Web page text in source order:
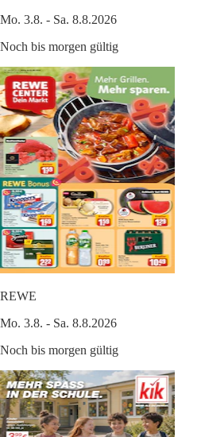
Mo. 3.8. - Sa. 8.8.2026
Noch bis morgen gültig
REWE
Mo. 3.8. - Sa. 8.8.2026
Noch bis morgen gültig